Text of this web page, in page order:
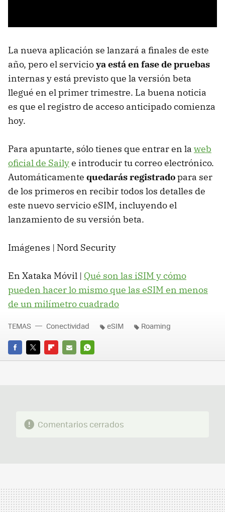
La nueva aplicación se lanzará a finales de este
año, pero el servicioya está en fase de pruebas
internas y está previsto que la versión beta
llegué en el primer trimestre. La buena noticia
es que el registro de acceso anticipado comienza
hoy.
Para apuntarte, sólo tienes que entrar en la web
oficial de Sailye introducir tu correo electrónico.
Automáticamente quedarás registradopara ser
de los primeros en recibir todos los detalles de
este nuevo servicio eSIM, incluyendo el
lanzamiento de su versión beta.
Imágenes | Nord Security
En Xataka Móvil | Qué son las iSIM y cómo
pueden hacer lo mismo que las eSIM en menos
de un milímetro cuadrado
FACEBOOK
TWITTERFLIPBOARD
E-
WHATSAPP
TEMAS Conectividad eSIM Roaming
Comentarios cerrados